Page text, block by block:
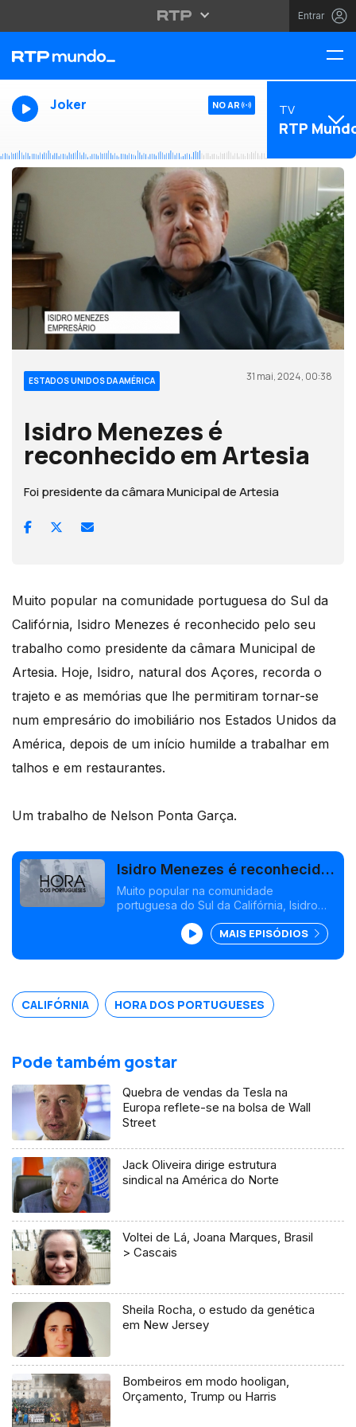
Entrar
Joker NO AR TV
RTP
ESTADOS UNIDOS DA AMÉRICA 31 mai, 2024, 00:38
Isidro Menezes é
reconhecido em Artesia
Foi presidente da câmara Municipal de Artesia
Muito popular na comunidade portuguesa do Sul da
Califórnia, Isidro Menezes é reconhecido pelo seu
trabalho como presidente da câmara Municipal de
Artesia. Hoje, Isidro, natural dos Açores, recorda o
trajeto e as memórias que lhe permitiram tornar-se
num empresário do imobiliário nos Estados Unidos da
América, depois de um início humilde a trabalhar em
talhos e em restaurantes.
Um trabalho de Nelson Ponta Garça.
Isidro Menezes é reconhecido
em Artesia
Muito popular na comunidade
portuguesa do Sul da Califórnia, Isidro
trabalho como presidente da Câmara
Municipal de Artesia.
MAIS EPISÓDIOS
CALIFÓRNIA HORA DOS PORTUGUESES
Pode também gostar
Quebra de vendas da Tesla na
Europa reflete-se na bolsa de Wall
Street
Jack Oliveira dirige estrutura
sindical na América do Norte
Voltei de Lá, Joana Marques, Brasil
> Cascais
Sheila Rocha, o estudo da genética
em New Jersey
Bombeiros em modo hooligan,
Orçamento, Trump ou Harris